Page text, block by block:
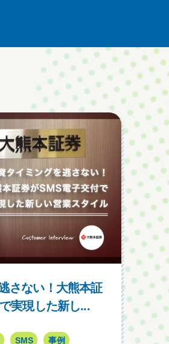
さない！大熊本証
実現した新し...
SMS 事例